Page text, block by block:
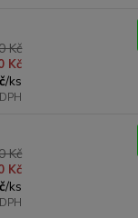
Kč
Kč
/ks
Kč
Kč
/ks